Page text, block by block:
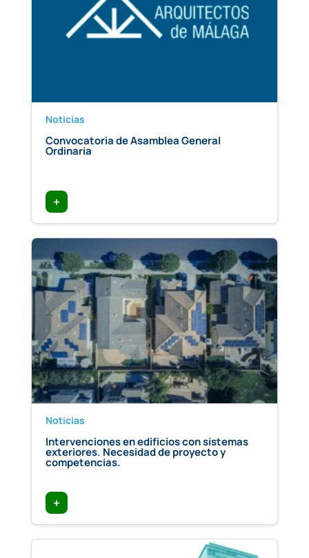
Noticias
Convocatoria de Asamblea General
Ordinaria
+
Noticias
Intervenciones en edificios con sistemas
exteriores. Necesidad de proyecto y
competencias.
+